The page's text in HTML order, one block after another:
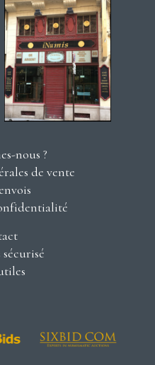
nous ?
de vente